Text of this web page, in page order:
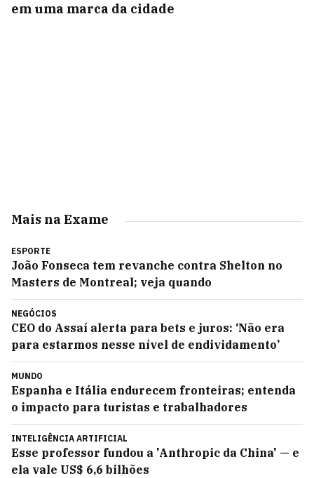
em uma marca da cidade
Mais na Exame
ESPORTE
João Fonseca tem revanche contra Shelton no
Masters de Montreal; veja quando
NEGÓCIOS
CEO do Assaí alerta para bets e juros: ‘Não era
para estarmos nesse nível de endividamento’
MUNDO
Espanha e Itália endurecem fronteiras; entenda
o impacto para turistas e trabalhadores
INTELIGÊNCIA ARTIFICIAL
Esse professor fundou a 'Anthropic da China' — e
ela vale US$ 6,6 bilhões